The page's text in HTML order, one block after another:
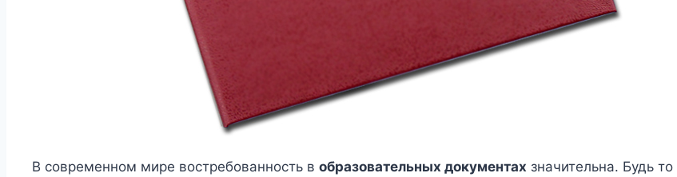
В современном мире востребованность в образовательных документах значительна. Будь то